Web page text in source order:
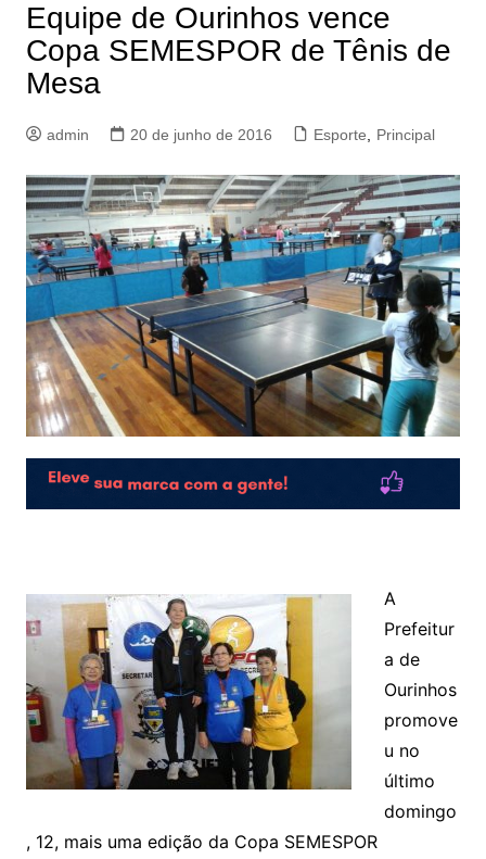
Equipe de Ourinhos vence
Copa SEMESPOR de Tênis de
Mesa
admin 20 de junho de 2016 Esporte Principal
A
Prefeitur
a de
Ourinhos
promove
u no
último
domingo
, 12, mais uma edição da Copa SEMESPOR